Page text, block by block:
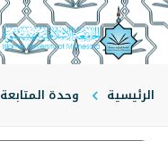
الرئيسية وحدة المتابعة